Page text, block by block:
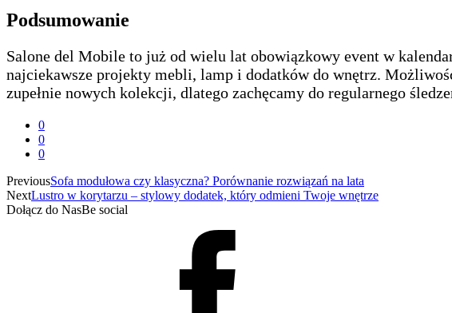
Podsumowanie
Salone del Mobile to już od wielu lat obowiązkowy event w
najciekawsze projekty mebli, lamp i dodatków do wnętrz.
zupełnie nowych kolekcji, dlatego zachęcamy do regularnego
0
0
0
PreviousSofa modułowa czy klasyczna? Porównanie rozwiązań na lata
NextLustro w korytarzu – stylowy dodatek, który odmieni Twoje wnętrze
Dołącz do NasBe social